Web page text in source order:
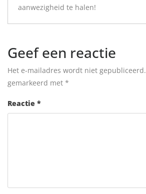
aanwezigheid te halen!
Geef een reactie
Het e-mailadres wordt niet gepubliceerd.
gemarkeerd met *
Reactie *